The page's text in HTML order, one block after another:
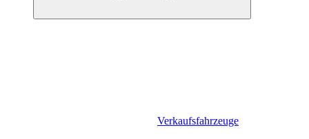
Verkaufsfahrzeuge